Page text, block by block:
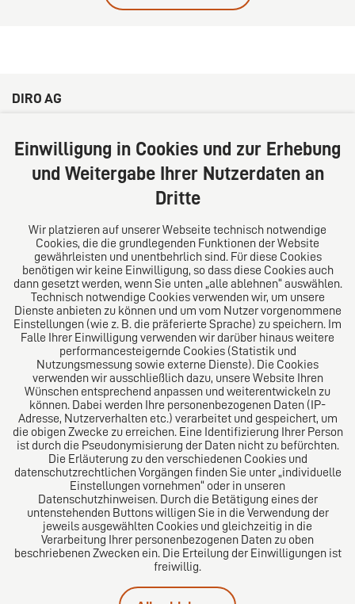
DIRO AG
20354 Hamburg
Deutschland
Tel: +49 (0) 40 41352231
Über uns
Das Kanzlei-Vertrauensnetzwerk. Aus Europa für die
Welt. Für den erfolgreichen Mittelstand.
Folgen Sie uns auf
Das europäische Kanzlei-Netzwerk
Einwilligung in Cookies und zur Erhebung
und Weitergabe Ihrer Nutzerdaten an
Dritte
Wir platzieren auf unserer Webseite technisch notwendige
Cookies, die die grundlegenden Funktionen der Website
gewährleisten und unentbehrlich sind. Für diese Cookies
benötigen wir keine Einwilligung, so dass diese Cookies auch
dann gesetzt werden, wenn Sie unten „alle ablehnen“ auswählen.
Technisch notwendige Cookies verwenden wir, um unsere
Dienste anbieten zu können und um vom Nutzer vorgenommene
Einstellungen (wie z. B. die präferierte Sprache) zu speichern. Im
Falle Ihrer Einwilligung verwenden wir darüber hinaus weitere
performancesteigernde Cookies (Statistik und
Nutzungsmessung sowie externe Dienste). Die Cookies
verwenden wir ausschließlich dazu, unsere Website Ihren
Wünschen entsprechend anpassen und weiterentwickeln zu
können. Dabei werden Ihre personenbezogenen Daten (IP-
Adresse, Nutzerverhalten etc.) verarbeitet und gespeichert, um
die obigen Zwecke zu erreichen. Eine Identifizierung Ihrer Person
ist durch die Pseudonymisierung der Daten nicht zu befürchten.
Die Erläuterung zu den verschiedenen Cookies und
datenschutzrechtlichen Vorgängen finden Sie unter „individuelle
Einstellungen vornehmen“ oder in unseren
Datenschutzhinweisen. Durch die Betätigung eines der
untenstehenden Buttons willigen Sie in die Verwendung der
jeweils ausgewählten Cookies und gleichzeitig in die
Verarbeitung Ihrer personenbezogenen Daten zu oben
beschriebenen Zwecken ein. Die Erteilung der Einwilligungen ist
freiwillig.